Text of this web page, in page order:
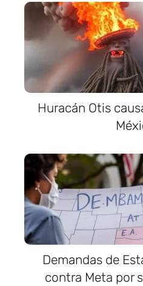
Huracán Otis
Demandas de
contra Meta por